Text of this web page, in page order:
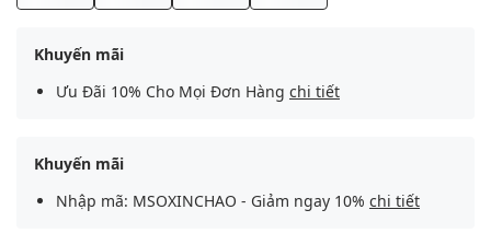
Khuyến mãi
Ưu Đãi 10% Cho Mọi Đơn Hàng chi tiết
Khuyến mãi
Nhập mã: MSOXINCHAO - Giảm ngay 10% chi tiết